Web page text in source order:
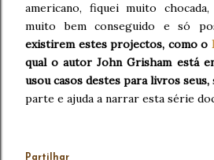
americano, fiquei muito
muito bem conseguido e só
existirem estes projectos, como o
qual o autor John Grisham está
usou casos destes para livros seus,
parte e ajuda a narrar esta série
Partilhar